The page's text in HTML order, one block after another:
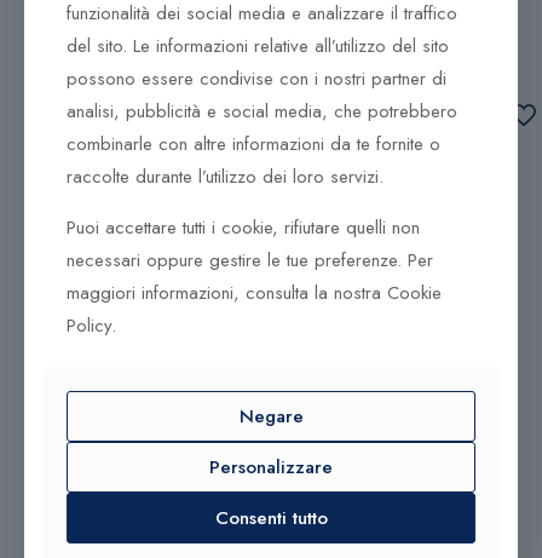
DCAZ9331.006
1.153,00€
Aggiungi al
carrello
carrello
DCAR9353.010
2.087,00€
Aggiungi al
carrello
Aggiungi al
carrello
Anello DonnaOro
Smeraldo e Diamanti
DCAE9232.050
Anello Trilogy DonnaOro
Diamanti DAT11174.S033
funzionalità dei social media e analizzare il traffico
del sito. Le informazioni relative all’utilizzo del sito
possono essere condivise con i nostri partner di
analisi, pubblicità e social media, che potrebbero
combinarle con altre informazioni da te fornite o
raccolte durante l’utilizzo dei loro servizi.
Puoi accettare tutti i cookie, rifiutare quelli non
necessari oppure gestire le tue preferenze. Per
maggiori informazioni, consulta la nostra Cookie
Policy.
Negare
Personalizzare
Consenti tutto